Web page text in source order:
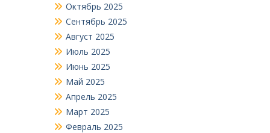
Октябрь 2025
Сентябрь 2025
Август 2025
Июль 2025
Июнь 2025
Май 2025
Апрель 2025
Март 2025
Февраль 2025